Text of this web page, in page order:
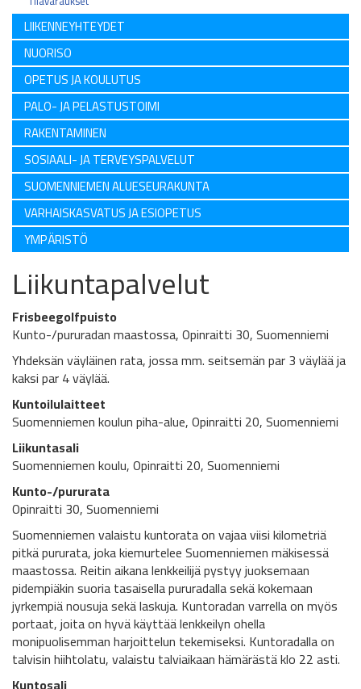
LIIKENNEYHTEYDET
NUORISO
OPETUS JA KOULUTUS
PALO- JA PELASTUSTOIMI
RAKENTAMINEN
SOSIAALI- JA TERVEYSPALVELUT
SUOMENNIEMEN ALUESEURAKUNTA
VARHAISKASVATUS JA ESIOPETUS
YMPÄRISTÖ
Liikuntapalvelut
Frisbeegolfpuisto
Kunto-/pururadan maastossa, Opinraitti 30, Suomenniemi
Yhdeksän väyläinen rata, jossa mm. seitsemän par 3 väylää ja
kaksi par 4 väylää.
Kuntoilulaitteet
Suomenniemen koulun piha-alue, Opinraitti 20, Suomenniemi
Liikuntasali
Suomenniemen koulu, Opinraitti 20, Suomenniemi
Kunto-/pururata
Opinraitti 30, Suomenniemi
Suomenniemen valaistu kuntorata on vajaa viisi kilometriä
pitkä pururata, joka kiemurtelee Suomenniemen mäkisessä
maastossa. Reitin aikana lenkkeilijä pystyy juoksemaan
pidempiäkin suoria tasaisella pururadalla sekä kokemaan
jyrkempiä nousuja sekä laskuja. Kuntoradan varrella on myös
portaat, joita on hyvä käyttää lenkkeilyn ohella
monipuolisemman harjoittelun tekemiseksi. Kuntoradalla on
talvisin hiihtolatu, valaistu talviaikaan hämärästä klo 22 asti.